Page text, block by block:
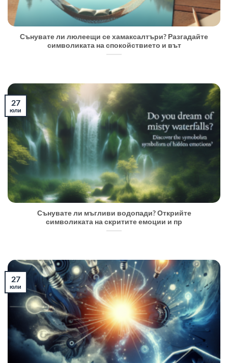
Сънувате ли люлеещи се хамаксалтъри? Разгадайте
символиката на спокойствието и вът
Сънувате ли мъгливи водопади? Открийте
символиката на скритите емоции и пр
27
юли
27
юли